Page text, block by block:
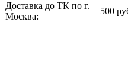
Доставка до ТК по г.
Москва:
500